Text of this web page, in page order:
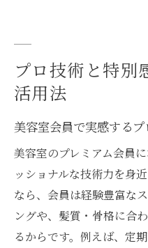
プロ技術と特別
活用法
美容室会員で実感する
美容室のプレミアム会員
ッショナルな技術力を身
なら、会員は経験豊富な
ングや、髪質・骨格に合
るからです。例えば、定